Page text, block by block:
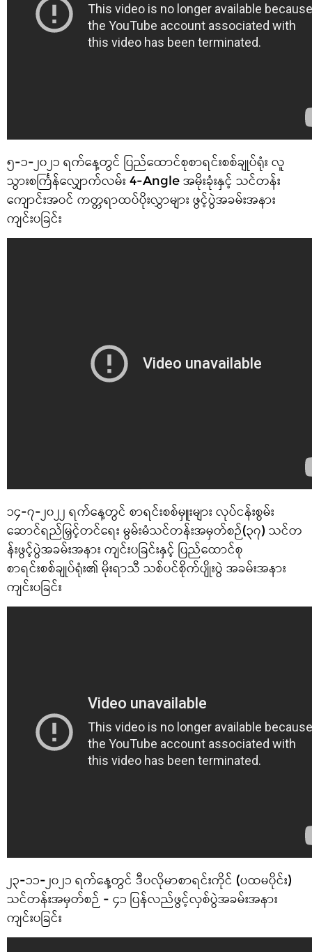
၅-၁-၂၀၂၁ ရက်နေ့တွင် ပြည်ထောင်စုစာရင်းစစ်ချုပ်ရုံး လူ
သွားစင်္ကြန်လျှောက်လမ်း 4-Angle အမိုးခုံးနှင့် သင်တန်း
ကျောင်းအဝင် ကတ္တရာထပ်ပိုးလွှာများ ဖွင့်ပွဲအခမ်းအနား
ကျင်းပခြင်း
၁၄-၇-၂၀၂၂ ရက်နေ့တွင် စာရင်းစစ်မှူးများ လုပ်ငန်းစွမ်း
ဆောင်ရည်မြှင့်တင်ရေး မွမ်းမံသင်တန်းအမှတ်စဉ်(၃၇) သင်တ
န်းဖွင့်ပွဲအခမ်းအနား ကျင်းပခြင်းနှင့် ပြည်ထောင်စု
စာရင်းစစ်ချုပ်ရုံး၏ မိုးရာသီ သစ်ပင်စိုက်ပျိုးပွဲ အခမ်းအနား
ကျင်းပခြင်း
၂၃-၁၁-၂၀၂၁ ရက်နေ့တွင် ဒီပလိုမာစာရင်းကိုင် (ပထမပိုင်း)
သင်တန်းအမှတ်စဉ် - ၄၁ ပြန်လည်ဖွင့်လှစ်ပွဲအခမ်းအနား
ကျင်းပခြင်း